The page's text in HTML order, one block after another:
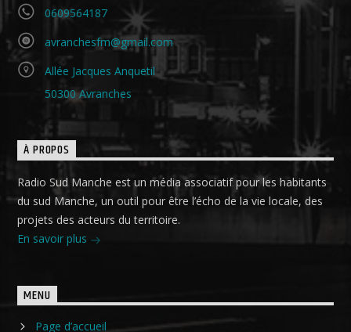
0609564187
avranchesfm@gmail.com
Allée Jacques Anquetil
50300 Avranches
À PROPOS
Radio Sud Manche est un média associatif pour les habitants
du sud Manche, un outil pour être l’écho de la vie locale, des
projets des acteurs du territoire.
En savoir plus
MENU
Page d’accueil